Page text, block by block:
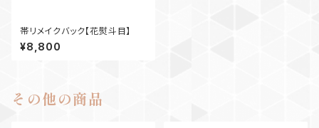
帯リメイクバック【花熨斗目】
¥8,800
その他の商品